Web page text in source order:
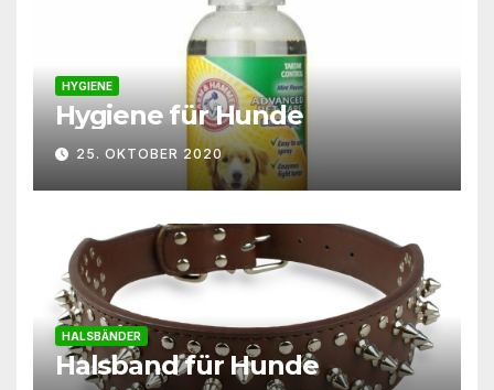
HYGIENE
Hygiene für Hunde
25. OKTOBER 2020
HALSBÄNDER
Halsband für Hunde